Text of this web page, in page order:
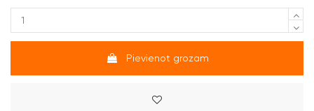
Pievienot grozam